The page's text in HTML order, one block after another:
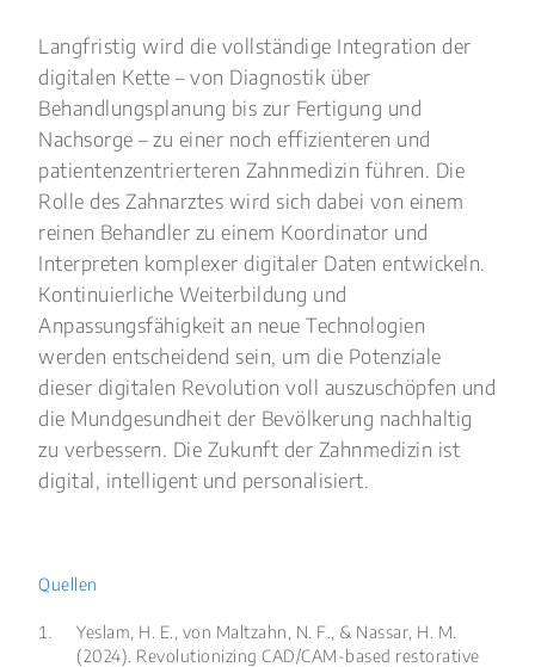
Langfristig wird die vollständige Integration der
digitalen Kette – von Diagnostik über
Behandlungsplanung bis zur Fertigung und
Nachsorge – zu einer noch effizienteren und
patientenzentrierteren Zahnmedizin führen. Die
Rolle des Zahnarztes wird sich dabei von einem
reinen Behandler zu einem Koordinator und
Interpreten komplexer digitaler Daten entwickeln.
Kontinuierliche Weiterbildung und
Anpassungsfähigkeit an neue Technologien
werden entscheidend sein, um die Potenziale
dieser digitalen Revolution voll auszuschöpfen und
die Mundgesundheit der Bevölkerung nachhaltig
zu verbessern. Die Zukunft der Zahnmedizin ist
digital, intelligent und personalisiert.
Quellen
Yeslam, H. E., von Maltzahn, N. F., & Nassar, H. M.
(2024). Revolutionizing CAD/CAM-based restorative